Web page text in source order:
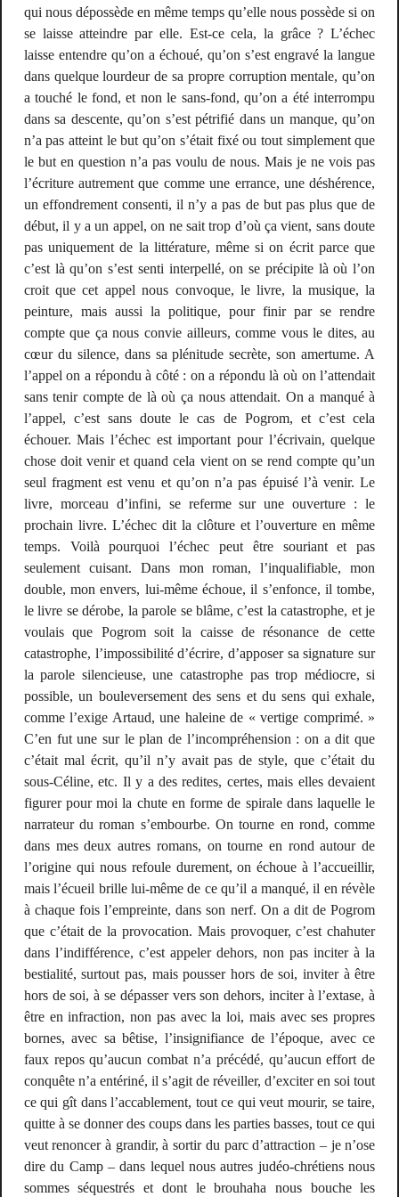
qui nous dépossède en même temps qu’elle nous possède si on
se laisse atteindre par elle. Est-ce cela, la grâce ? L’échec
laisse entendre qu’on a échoué, qu’on s’est engravé la langue
dans quelque lourdeur de sa propre corruption mentale, qu’on
a touché le fond, et non le sans-fond, qu’on a été interrompu
dans sa descente, qu’on s’est pétrifié dans un manque, qu’on
n’a pas atteint le but qu’on s’était fixé ou tout simplement que
le but en question n’a pas voulu de nous. Mais je ne vois pas
l’écriture autrement que comme une errance, une déshérence,
un effondrement consenti, il n’y a pas de but pas plus que de
début, il y a un appel, on ne sait trop d’où ça vient, sans doute
pas uniquement de la littérature, même si on écrit parce que
c’est là qu’on s’est senti interpellé, on se précipite là où l’on
croit que cet appel nous convoque, le livre, la musique, la
peinture, mais aussi la politique, pour finir par se rendre
compte que ça nous convie ailleurs, comme vous le dites, au
cœur du silence, dans sa plénitude secrète, son amertume. A
l’appel on a répondu à côté : on a répondu là où on l’attendait
sans tenir compte de là où ça nous attendait. On a manqué à
l’appel, c’est sans doute le cas de Pogrom, et c’est cela
échouer. Mais l’échec est important pour l’écrivain, quelque
chose doit venir et quand cela vient on se rend compte qu’un
seul fragment est venu et qu’on n’a pas épuisé l’à venir. Le
livre, morceau d’infini, se referme sur une ouverture : le
prochain livre. L’échec dit la clôture et l’ouverture en même
temps. Voilà pourquoi l’échec peut être souriant et pas
seulement cuisant. Dans mon roman, l’inqualifiable, mon
double, mon envers, lui-même échoue, il s’enfonce, il tombe,
le livre se dérobe, la parole se blâme, c’est la catastrophe, et je
voulais que Pogromsoit la caisse de résonance de cette
catastrophe, l’impossibilité d’écrire, d’apposer sa signature sur
la parole silencieuse, une catastrophe pas trop médiocre, si
possible, un bouleversement des sens et du sens qui exhale,
comme l’exige Artaud, une haleine de « vertige comprimé. »
C’en fut une sur le plan de l’incompréhension : on a dit que
c’était mal écrit, qu’il n’y avait pas de style, que c’était du
sous-Céline, etc. Il y a des redites, certes, mais elles devaient
figurer pour moi la chute en forme de spirale dans laquelle le
narrateur du roman s’embourbe. On tourne en rond, comme
dans mes deux autres romans, on tourne en rond autour de
l’origine qui nous refoule durement, on échoue à l’accueillir,
mais l’écueil brille lui-même de ce qu’il a manqué, il en révèle
à chaque fois l’empreinte, dans son nerf. On a dit dePogrom
que c’était de la provocation. Mais provoquer, c’est chahuter
dans l’indifférence, c’est appeler dehors, non pas inciter à la
bestialité, surtout pas, mais pousser hors de soi, inviter à être
hors de soi, à se dépasser vers son dehors, inciter à l’extase, à
être en infraction, non pas avec la loi, mais avec ses propres
bornes, avec sa bêtise, l’insignifiance de l’époque, avec ce
faux repos qu’aucun combat n’a précédé, qu’aucun effort de
conquête n’a entériné, il s’agit de réveiller, d’exciter en soi tout
ce qui gît dans l’accablement, tout ce qui veut mourir, se taire,
quitte à se donner des coups dans les parties basses, tout ce qui
veut renoncer à grandir, à sortir du parc d’attraction – je n’ose
dire du Camp – dans lequel nous autres judéo-chrétiens nous
sommes séquestrés et dont le brouhaha nous bouche les